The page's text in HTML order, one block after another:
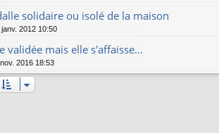
solidaire ou isolé de la maison
janv. 2012 10:50
validée mais elle s'affaisse...
2016 18:53